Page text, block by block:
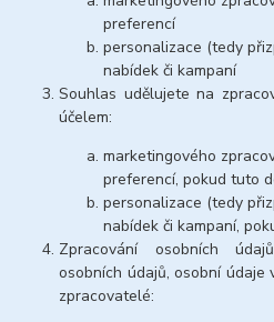
preferencí
personalizace (tedy
nabídek či kampaní
Souhlas udělujete na
účelem:
marketingového
preferencí, pokud tuto
personalizace (tedy
nabídek či kampaní,
Zpracování osobních
osobních údajů, osobní
zpracovatelé: